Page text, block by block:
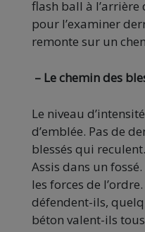
flash ball à l’arrière
pour l’examiner
remonte sur un
– Le chemin des
Le niveau
d’emblée. Pas de
blessés qui
Assis dans un
les forces de
défendent-ils,
béton valent-ils